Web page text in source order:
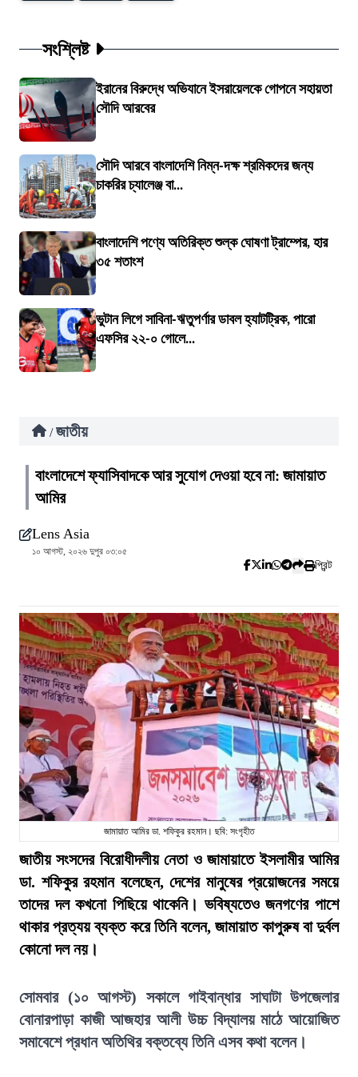
সংশ্লিষ্ট
ইরানের বিরুদ্ধে অভিযানে ইসরায়েলকে গোপনে সহায়তা
সৌদি আরবের
সৌদি আরবে বাংলাদেশি নিম্ন-দক্ষ শ্রমিকদের জন্য
চাকরির চ্যালেঞ্জ বা...
বাংলাদেশি পণ্যে অতিরিক্ত শুল্ক ঘোষণা ট্রাম্পের, হার
৩৫ শতাংশ
ভুটান লিগে সাবিনা-ঋতুপর্ণার ডাবল হ্যাটট্রিক, পারো
এফসির ২২-০ গোলে...
/ জাতীয়
বাংলাদেশে ফ্যাসিবাদকে আর সুযোগ দেওয়া হবে না: জামায়াত
আমির
Lens Asia
১০ আগস্ট, ২০২৬ দুপুর ০৩:০৫
প্রিন্ট
জামায়াত আমির ডা. শফিকুর রহমান। ছবি: সংগৃহীত
জাতীয় সংসদের বিরোধীদলীয় নেতা ও জামায়াতে ইসলামীর আমির
ডা. শফিকুর রহমান বলেছেন, দেশের মানুষের প্রয়োজনের সময়ে
তাদের দল কখনো পিছিয়ে থাকেনি। ভবিষ্যতেও জনগণের পাশে
থাকার প্রত্যয় ব্যক্ত করে তিনি বলেন, জামায়াত কাপুরুষ বা দুর্বল
কোনো দল নয়।
সোমবার (১০ আগস্ট) সকালে গাইবান্ধার সাঘাটা উপজেলার
বোনারপাড়া কাজী আজহার আলী উচ্চ বিদ্যালয় মাঠে আয়োজিত
সমাবেশে প্রধান অতিথির বক্তব্যে তিনি এসব কথা বলেন।